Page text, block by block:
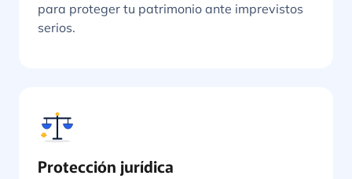
para proteger tu patrimonio ante imprevistos
serios.
Protección jurídica